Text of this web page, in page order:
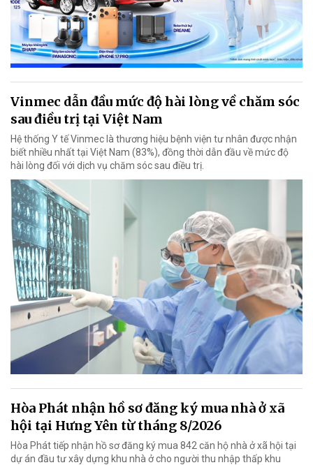
Vinmec dẫn đầu mức độ hài lòng về chăm sóc
sau điều trị tại Việt Nam
Hệ thống Y tế Vinmec là thương hiệu bệnh viện tư nhân được nhận
biết nhiều nhất tại Việt Nam (83%), đồng thời dẫn đầu về mức độ
hài lòng đối với dịch vụ chăm sóc sau điều trị.
Hòa Phát nhận hồ sơ đăng ký mua nhà ở xã
hội tại Hưng Yên từ tháng 8/2026
Hòa Phát tiếp nhận hồ sơ đăng ký mua 842 căn hộ nhà ở xã hội tại
dự án đầu tư xây dựng khu nhà ở cho người thu nhập thấp khu